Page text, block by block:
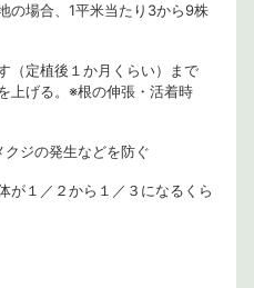
の場合、1平米当たり3から9株
（定植後１か月くらい）まで
上げる。※根の伸張・活着時
ジの発生などを防ぐ
が１／２から１／３になるくら